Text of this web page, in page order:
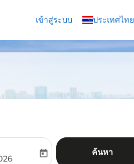
เข้าสู่ระบบ ประเทศไทย
keyboard_arrow_down
return-date-aria-label
today ค้นหา